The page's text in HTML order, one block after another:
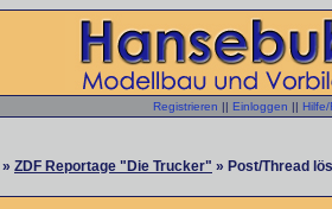
Registrieren || Einloggen || Hilfe/
» ZDF Reportage "Die Trucker" » Post/Thread